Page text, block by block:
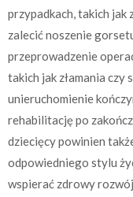
przypadkach, takich jak
zalecić noszenie
przeprowadzenie
takich jak złamania czy
unieruchomienie
rehabilitację po
dziecięcy powinien
odpowiedniego stylu
wspierać zdrowy rozwój